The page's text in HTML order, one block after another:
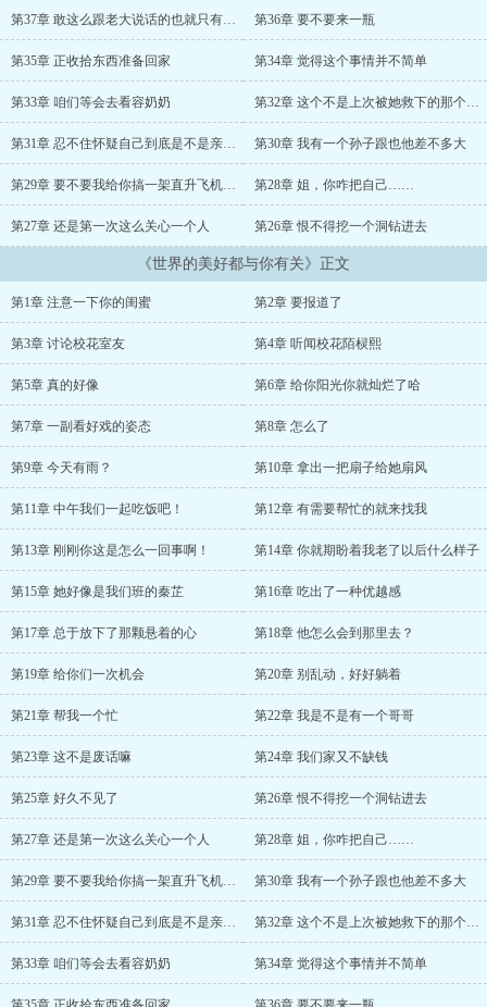
思了。 他们中间的故事很是有趣……...
第37章 敢这么跟老大说话的也就只有他了吧 第36章 要不要来一瓶
第35章 正收拾东西准备回家 第34章 觉得这个事情并不简单
第33章 咱们等会去看容奶奶 第32章 这个不是上次被她救下的那个男生嘛
第31章 忍不住怀疑自己到底是不是亲生的 第30章 我有一个孙子跟也他差不多大
第29章 要不要我给你搞一架直升飞机来转转 第28章 姐，你咋把自己……
第27章 还是第一次这么关心一个人 第26章 恨不得挖一个洞钻进去
《世界的美好都与你有关》正文
第1章 注意一下你的闺蜜 第2章 要报道了
第3章 讨论校花室友 第4章 听闻校花陌棂熙
第5章 真的好像 第6章 给你阳光你就灿烂了哈
第7章 一副看好戏的姿态 第8章 怎么了
第9章 今天有雨？ 第10章 拿出一把扇子给她扇风
第11章 中午我们一起吃饭吧！ 第12章 有需要帮忙的就来找我
第13章 刚刚你这是怎么一回事啊！ 第14章 你就期盼着我老了以后什么样子
第15章 她好像是我们班的秦芷 第16章 吃出了一种优越感
第17章 总于放下了那颗悬着的心 第18章 他怎么会到那里去？
第19章 给你们一次机会 第20章 别乱动，好好躺着
第21章 帮我一个忙 第22章 我是不是有一个哥哥
第23章 这不是废话嘛 第24章 我们家又不缺钱
第25章 好久不见了 第26章 恨不得挖一个洞钻进去
第27章 还是第一次这么关心一个人 第28章 姐，你咋把自己……
第29章 要不要我给你搞一架直升飞机来转转 第30章 我有一个孙子跟也他差不多大
第31章 忍不住怀疑自己到底是不是亲生的 第32章 这个不是上次被她救下的那个男生嘛
第33章 咱们等会去看容奶奶 第34章 觉得这个事情并不简单